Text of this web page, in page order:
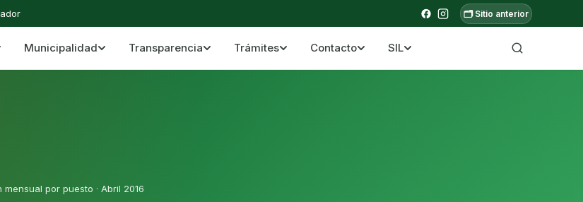
🗂️ Sitio anterior
Mera Cantón Mera · Pastaza · Llanganates y Amazonía ecuatoriana
Municipalidad Transparencia Trámites Contacto SIL
por puesto · Abril 2016